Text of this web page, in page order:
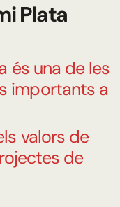
Plata
és una de les
importants a
valors de
de